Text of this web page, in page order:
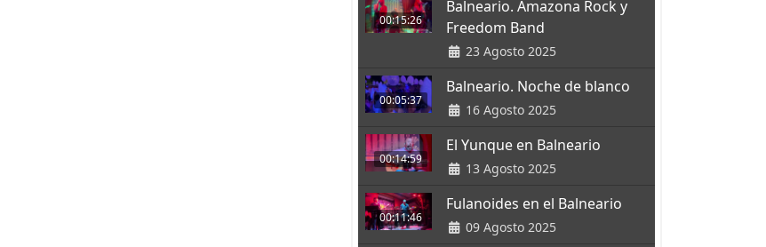
00:15:26
Balneario. Amazona Rock y
Freedom Band
23 Agosto 2025
00:05:37
Balneario. Noche de blanco
16 Agosto 2025
00:14:59
El Yunque en Balneario
13 Agosto 2025
00:11:46
Fulanoides en el Balneario
09 Agosto 2025